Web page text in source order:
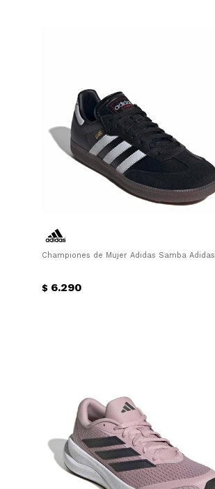
Championes de Mujer Adidas Samba Adidas
$ 6.290